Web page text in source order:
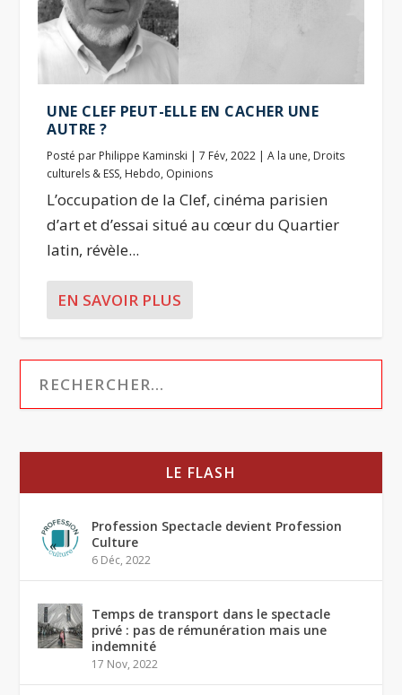
UNE CLEF PEUT-ELLE EN CACHER UNE
AUTRE ?
Posté par Philippe Kaminski |7 Fév, 2022 |A la une, Droits
culturels & ESS, Hebdo, Opinions
L’occupation de la Clef, cinéma parisien
d’art et d’essai situé au cœur du Quartier
latin, révèle...
EN SAVOIR PLUS
LE FLASH
Profession Spectacle devient Profession
Culture
6 Déc, 2022
Temps de transport dans le spectacle
privé : pas de rémunération mais une
indemnité
17 Nov, 2022